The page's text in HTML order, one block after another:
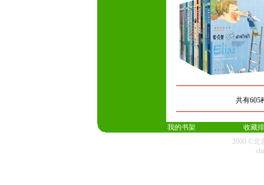
共有605
我的书架
收藏
2000 ©北